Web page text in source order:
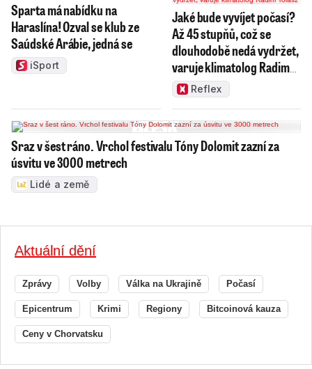
Sparta má nabídku na
Haraslína! Ozval se klub ze
Saúdské Arábie, jedná se
iSport
Jaké bude vyvíjet počasí?
Až 45 stupňů, což se
dlouhodobě nedá vydržet,
varuje klimatolog Radim
TolaszReflex
Sraz v šest ráno. Vrchol festivalu Tóny Dolomit zazní za
úsvitu ve 3000 metrech
Lidé a země
Aktuální dění
Zprávy Volby Válka na Ukrajině Počasí
Epicentrum Krimi Regiony Bitcoinová kauza
Ceny v Chorvatsku